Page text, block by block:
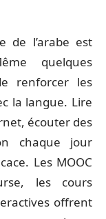
de l’arabe est
quelques
renforcer les
la langue. Lire
écouter des
chaque jour
Les MOOC
les cours
offrent